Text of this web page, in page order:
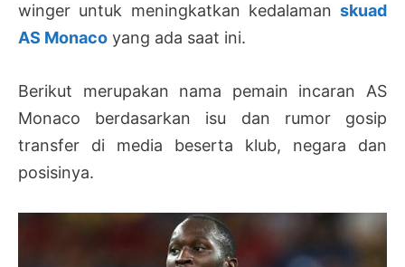
winger untuk meningkatkan kedalaman skuad
AS Monaco yang ada saat ini.
Berikut merupakan nama pemain incaran AS
Monaco berdasarkan isu dan rumor gosip
transfer di media beserta klub, negara dan
posisinya.